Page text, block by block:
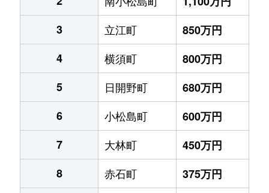
3
立江町
850万円
4
横須町
800万円
5
日開野町
680万円
6
小松島町
600万円
7
大林町
450万円
8
赤石町
375万円